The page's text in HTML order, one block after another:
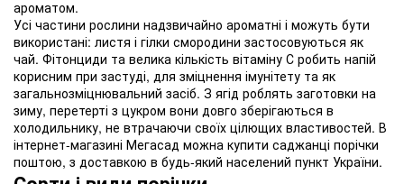
ароматом.
Усі частини рослини надзвичайно ароматні і можуть бути
використані: листя і гілки смородини застосовуються як
чай. Фітонциди та велика кількість вітаміну С робить напій
корисним при застуді, для зміцнення імунітету та як
загальнозміцнювальний засіб. З ягід роблять заготовки на
зиму, перетерті з цукром вони довго зберігаються в
холодильнику, не втрачаючи своїх цілющих властивостей. В
інтернет-магазині Мегасад можна купити саджанці порічки
поштою, з доставкою в будь-який населений пункт України.